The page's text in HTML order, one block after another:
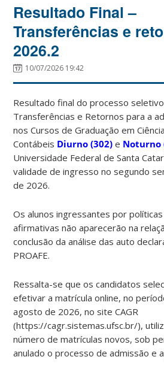
Resultado Final –
Transferências e
2026.2
10/07/2026 19:42
Resultado final do processo
Transferências e Retornos para a
nos Cursos de Graduação em
Contábeis Diurno (302) e Noturno
Universidade Federal de Santa
validade de ingresso no segundo
de 2026.
Os alunos ingressantes por
afirmativas não aparecerão na
conclusão da análise das auto
PROAFE.
Ressalta-se que os candidatos
efetivar a matrícula online, no
agosto de 2026, no site CAGR
(https://cagr.sistemas.ufsc.br/),
número de matrículas novos, sob
anulado o processo de admissão e